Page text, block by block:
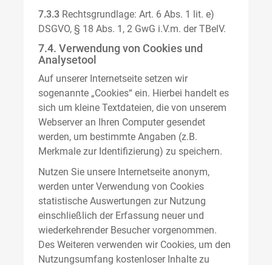
7.3.3 Rechtsgrundlage: Art. 6 Abs. 1 lit. e)
DSGVO, § 18 Abs. 1, 2 GwG i.V.m. der TBelV.
7.4. Verwendung von Cookies und
Analysetool
Auf unserer Internetseite setzen wir
sogenannte „Cookies“ ein. Hierbei handelt es
sich um kleine Textdateien, die von unserem
Webserver an Ihren Computer gesendet
werden, um bestimmte Angaben (z.B.
Merkmale zur Identifizierung) zu speichern.
Nutzen Sie unsere Internetseite anonym,
werden unter Verwendung von Cookies
statistische Auswertungen zur Nutzung
einschließlich der Erfassung neuer und
wiederkehrender Besucher vorgenommen.
Des Weiteren verwenden wir Cookies, um den
Nutzungsumfang kostenloser Inhalte zu